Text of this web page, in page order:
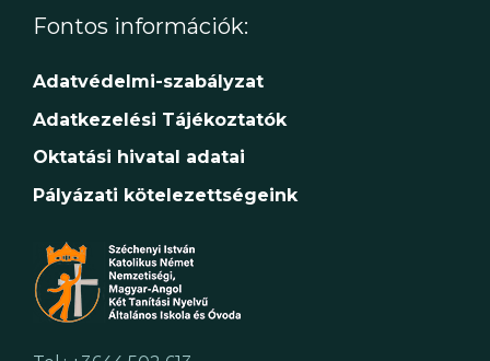
Fontos információk:
Adatvédelmi-szabályzat
Adatkezelési Tájékoztatók
Oktatási hivatal adatai
Pályázati kötelezettségeink